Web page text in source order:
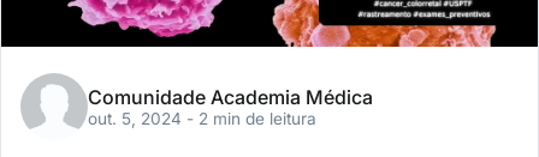
Comunidade Academia Médica
out. 5, 2024 - 2 min de leitura